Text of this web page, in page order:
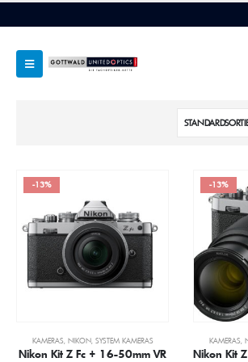
-13%
KAMERAS NIKON, SYSTEM KAMERAS
Nikon Kit Z Fc + 16-50mm VR
-13%
KAMERAS